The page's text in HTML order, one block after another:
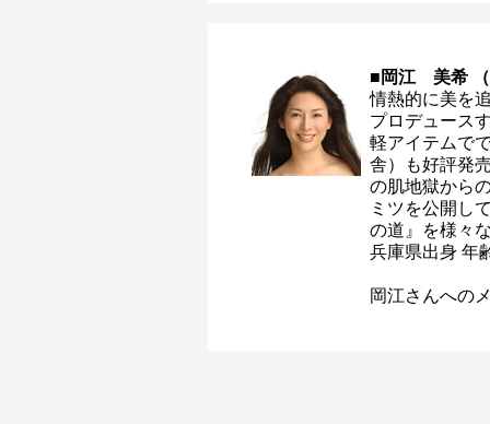
■岡江 美希 （
情熱的に美を
プロデュース
軽アイテムで
舎）も好評発
の肌地獄から
ミツを公開し
の道』を様々
兵庫県出身 年
岡江さんへの